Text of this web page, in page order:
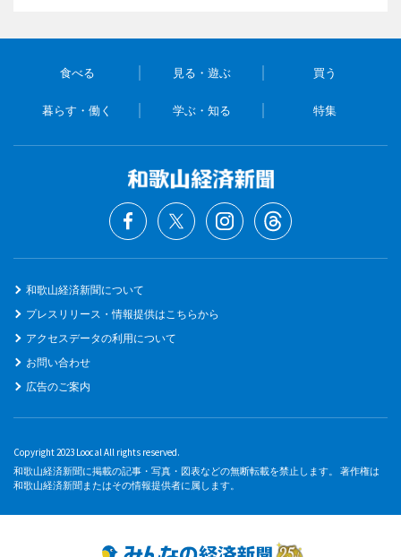
食べる 見る・遊ぶ 買う
暮らす・働く 学ぶ・知る 特集
和歌山経済新聞について
プレスリリース・情報提供はこちらから
アクセスデータの利用について
お問い合わせ
広告のご案内
Copyright 2023 Loocal All rights reserved.
和歌山経済新聞に掲載の記事・写真・図表などの無断転載を禁止します。 著作権は
和歌山経済新聞またはその情報提供者に属します。